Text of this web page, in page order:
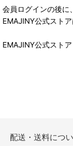
会員ログインの後に
EMAJINY公式ス
EMAJINY公式ストア
配送・送料につ